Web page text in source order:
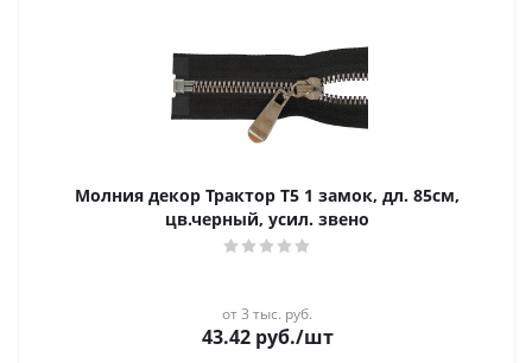
Молния декор Трактор Т5 1 замок, дл. 85см,
цв.черный, усил. звено
от 3 тыс. руб.
43.42руб./шт